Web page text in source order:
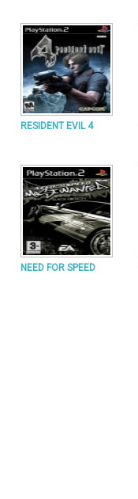
RESIDENT EVIL 4
NEED FOR SPEED